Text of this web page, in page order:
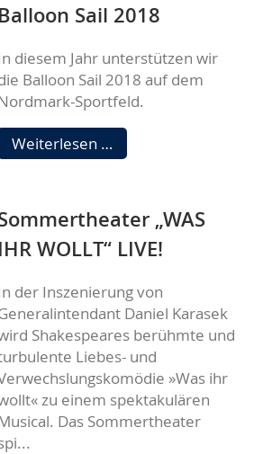
Balloon Sail 2018
diesem Jahr unterstützen wir
Balloon Sail 2018 auf dem
Sportfeld.
Weiterlesen … Balloon
Sail
„WAS
IHR WOLLT“ LIVE!
der Inszenierung von
Daniel Karasek
Shakespeares berühmte und
Liebes- und
»Was ihr
zu einem spektakulären
Das Sommertheater